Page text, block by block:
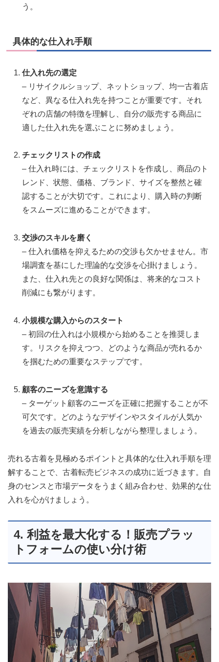
う。
具体的な仕入れ手順
仕入れ先の選定
– リサイクルショップ、ネットショップ、均一古着店
など、異なる仕入れ先を持つことが重要です。それ
ぞれの店舗の特徴を理解し、自分の販売する商品に
適した仕入れ先を選ぶことに努めましょう。
チェックリストの作成
– 仕入れ時には、チェックリストを作成し、商品のト
レンド、状態、価格、ブランド、サイズを整然と確
認することが大切です。これにより、購入時の判断
をスムーズに進めることができます。
交渉のスキルを磨く
– 仕入れ価格を抑えるための交渉も欠かせません。市
場調査を基にした理論的な交渉を心掛けましょう。
また、仕入れ先との良好な関係は、将来的なコスト
削減にも繋がります。
小規模な購入からのスタート
– 初回の仕入れは小規模から始めることを推奨しま
す。リスクを抑えつつ、どのような商品が売れるか
を掴むための重要なステップです。
顧客のニーズを意識する
– ターゲット顧客のニーズを正確に把握することが不
可欠です。どのようなデザインやスタイルが人気か
を過去の販売実績を分析しながら整理しましょう。
売れる古着を見極めるポイントと具体的な仕入れ手順を理
解することで、古着転売ビジネスの成功に近づきます。自
身のセンスと市場データをうまく組み合わせ、効果的な仕
入れを心がけましょう。
4. 利益を最大化する！販売プラッ
トフォームの使い分け術